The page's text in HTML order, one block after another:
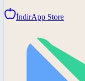
İndirApp Store